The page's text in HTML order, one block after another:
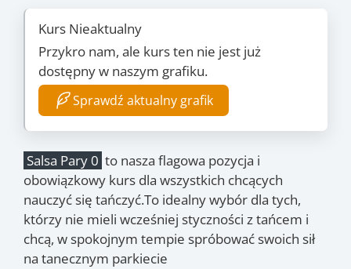
Kurs Nieaktualny
Przykro nam, ale kurs ten nie jest już
dostępny w naszym grafiku.
Sprawdź aktualny grafik
Salsa Pary 0 to nasza flagowa pozycja i
obowiązkowy kurs dla wszystkich chcących
nauczyć się tańczyć.To idealny wybór dla tych,
którzy nie mieli wcześniej styczności z tańcem i
chcą, w spokojnym tempie spróbować swoich sił
na tanecznym parkiecie